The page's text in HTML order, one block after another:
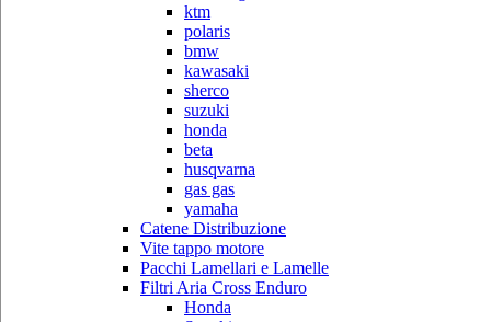
ktm
polaris
bmw
kawasaki
sherco
suzuki
honda
beta
husqvarna
gas gas
yamaha
Catene Distribuzione
Vite tappo motore
Pacchi Lamellari e Lamelle
Filtri Aria Cross Enduro
Honda